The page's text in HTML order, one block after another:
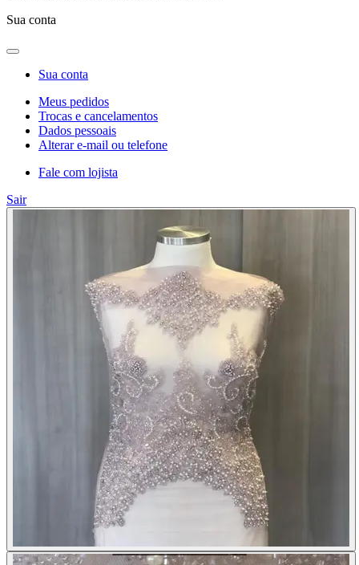
Sua conta
Sua conta
Meus pedidos
Trocas e cancelamentos
Dados pessoais
Alterar e-mail ou telefone
Fale com lojista
Sair